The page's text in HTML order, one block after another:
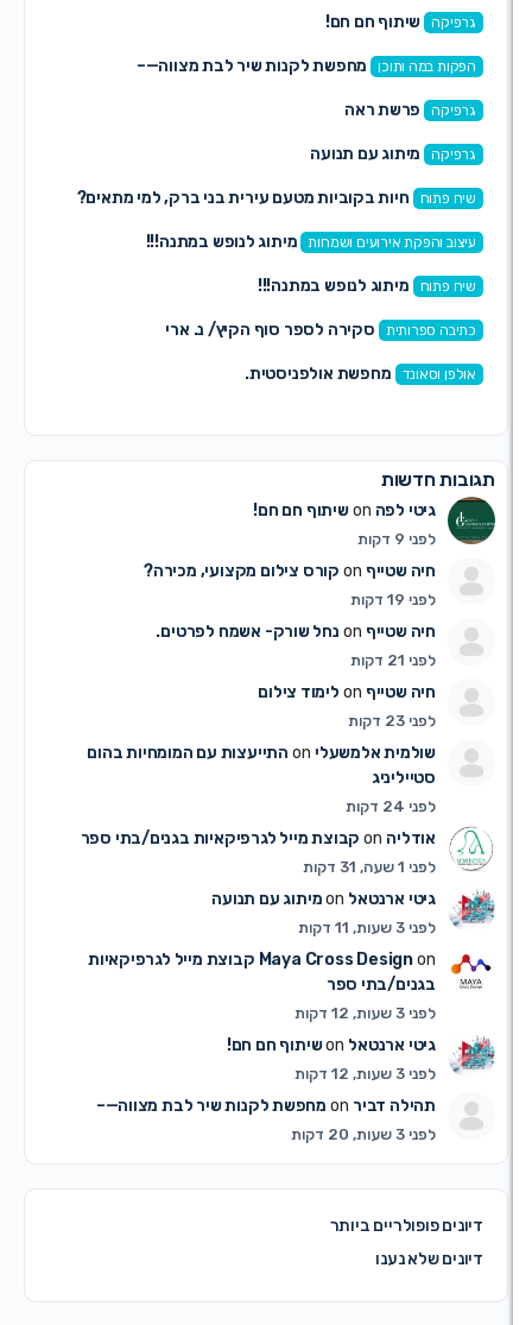
שיתוף חם חם!
במה ותוכן מחפשת לקנות שיר לבת מצווה—–
פרשת ראה
מיתוג עם תנועה
חיות בקוביות מטעם עירית בני ברק, למי מתאים?
והפקת אירועים ושמחות מיתוג לנופש במתנה!!!
מיתוג לנופש במתנה!!!
ספרותית סקירה לספר סוף הקיץ/ נ. ארי
מחפשת אולפניסטית.
חדשות
גיטי לפהon שיתוף חם חם!
לפני 9 דקות
חיה שטייף קורס צילום מקצועי, מכירה?
חיה שטייף נחל שורק- אשמח לפרטים.
חיה שטייף לימוד צילום
שולמית אלמשעליon
התייעצות עם המומחיות בהום
סטייליניג
אודליהon קבוצת מייל לגרפיקאיות בגנים/בתי ספר
לפני 1 שעה, 31 דקות
גיטי ארנטאלon מיתוג עם תנועה
לפני 3 שעות, 11 דקות
Maya Cross Design קבוצת מייל לגרפיקאיות
בגנים/בתי ספר
גיטי ארנטאלon שיתוף חם חם!
לפני 3 שעות, 12 דקות
תהילה דבירon מחפשת לקנות שיר לבת מצווה—–
פופולריים ביותר
שלא נענו